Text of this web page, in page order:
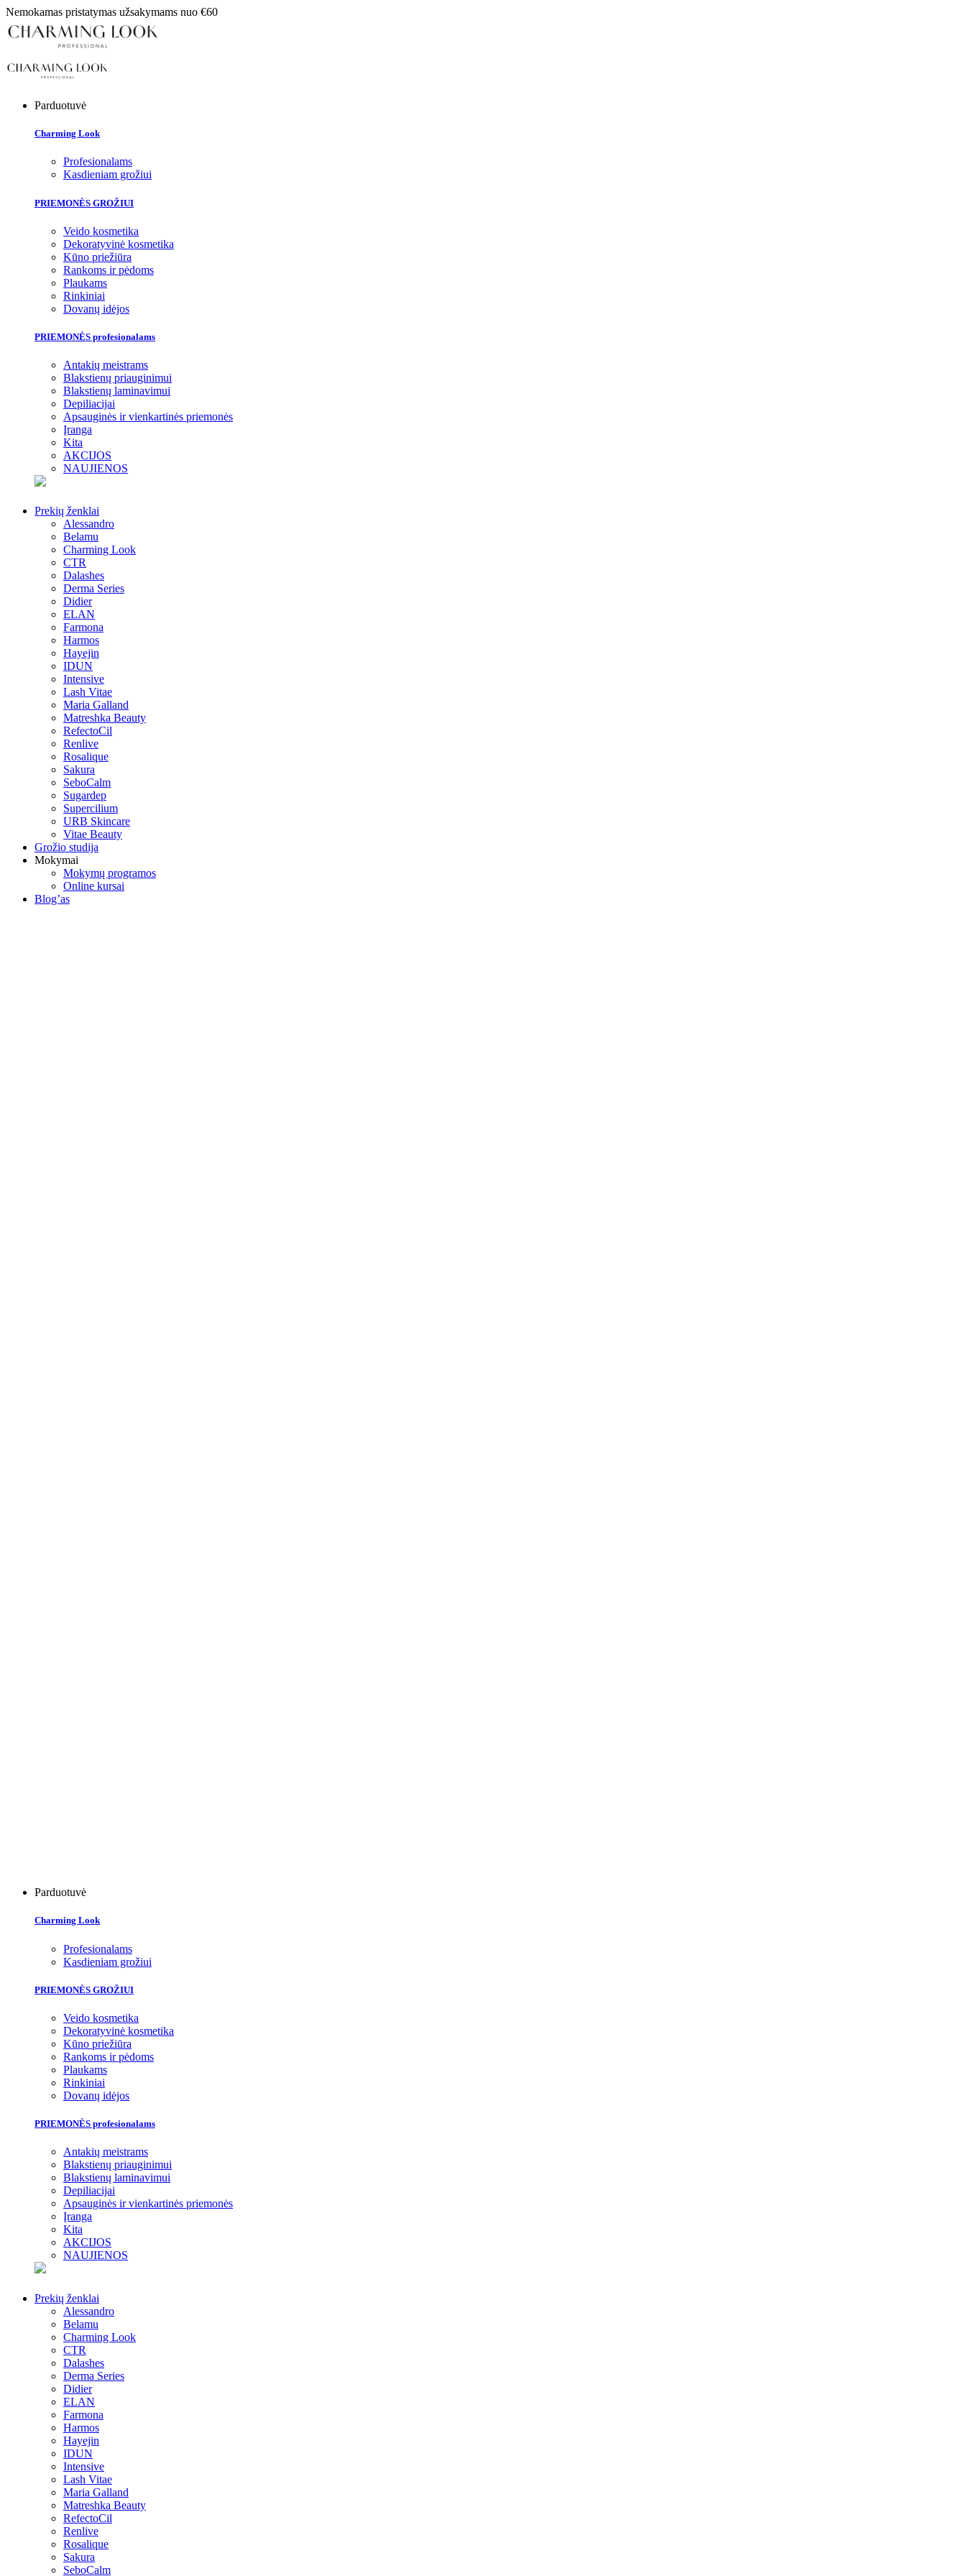
Nemokamas pristatymas užsakymams nuo €60
Parduotuvė
Charming Look
Profesionalams
Kasdieniam grožiui
PRIEMONĖS GROŽIUI
Veido kosmetika
Dekoratyvinė kosmetika
Kūno priežiūra
Rankoms ir pėdoms
Plaukams
Rinkiniai
Dovanų idėjos
PRIEMONĖS profesionalams
Antakių meistrams
Blakstienų priauginimui
Blakstienų laminavimui
Depiliacijai
Apsauginės ir vienkartinės priemonės
Įranga
Kita
AKCIJOS
NAUJIENOS
Prekių ženklai
Alessandro
Belamu
Charming Look
CTR
Dalashes
Derma Series
Didier
ELAN
Farmona
Harmos
Hayejin
IDUN
Intensive
Lash Vitae
Maria Galland
Matreshka Beauty
RefectoCil
Renlive
Rosalique
Sakura
SeboCalm
Sugardep
Supercilium
URB Skincare
Vitae Beauty
Grožio studija
Mokymai
Mokymų programos
Online kursai
Blog’as
Parduotuvė
Charming Look
Profesionalams
Kasdieniam grožiui
PRIEMONĖS GROŽIUI
Veido kosmetika
Dekoratyvinė kosmetika
Kūno priežiūra
Rankoms ir pėdoms
Plaukams
Rinkiniai
Dovanų idėjos
PRIEMONĖS profesionalams
Antakių meistrams
Blakstienų priauginimui
Blakstienų laminavimui
Depiliacijai
Apsauginės ir vienkartinės priemonės
Įranga
Kita
AKCIJOS
NAUJIENOS
Prekių ženklai
Alessandro
Belamu
Charming Look
CTR
Dalashes
Derma Series
Didier
ELAN
Farmona
Harmos
Hayejin
IDUN
Intensive
Lash Vitae
Maria Galland
Matreshka Beauty
RefectoCil
Renlive
Rosalique
Sakura
SeboCalm